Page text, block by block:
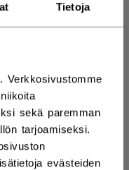
Tietoja
Verkkosivustomme
sekä paremman
tarjoamiseksi.
evästeiden
AVAA